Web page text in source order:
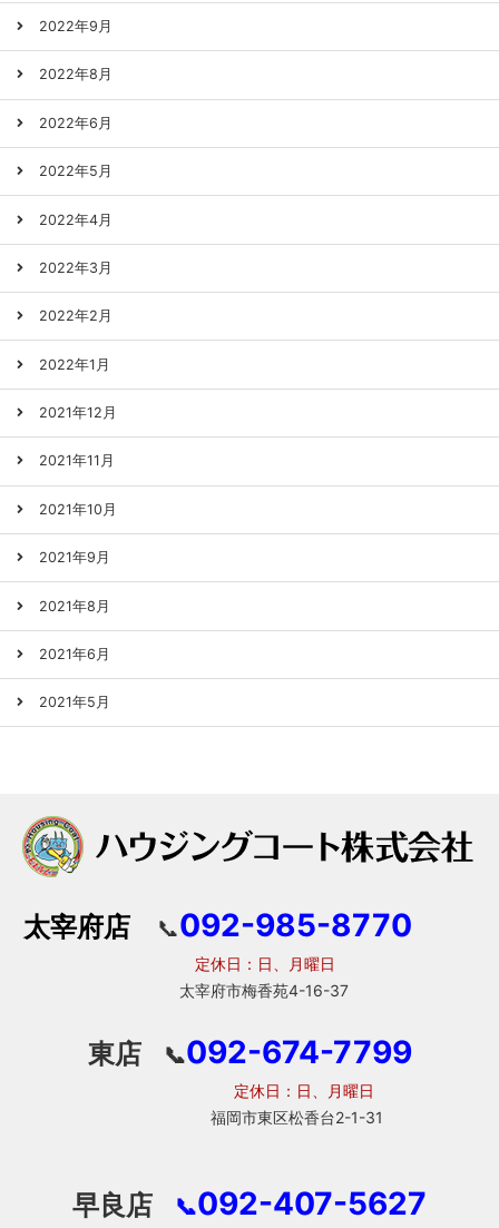
2022年9月
2022年8月
2022年6月
2022年5月
2022年4月
2022年3月
2022年2月
2022年1月
2021年12月
2021年11月
2021年10月
2021年9月
2021年8月
2021年6月
2021年5月
太宰府店 📞092-985-8770
定休日：日、月曜日
太宰府市梅香苑4-16-37
東店 📞092-674-7799
定休日：日、月曜日
福岡市東区松香台2-1-31
早良店 📞092-407-5627